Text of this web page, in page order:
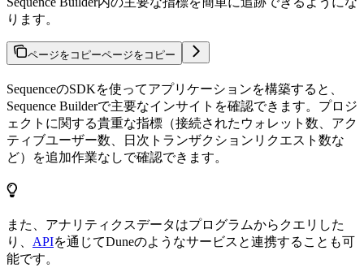
ります。
ページをコピーページをコピー
SequenceのSDKを使ってアプリケーションを構築すると、
Sequence Builderで主要なインサイトを確認できます。プロジ
ェクトに関する貴重な指標（接続されたウォレット数、アク
ティブユーザー数、日次トランザクションリクエスト数な
ど）を追加作業なしで確認できます。
また、アナリティクスデータはプログラムからクエリした
り、 APIを通じてDuneのようなサービスと連携することも可
能です。